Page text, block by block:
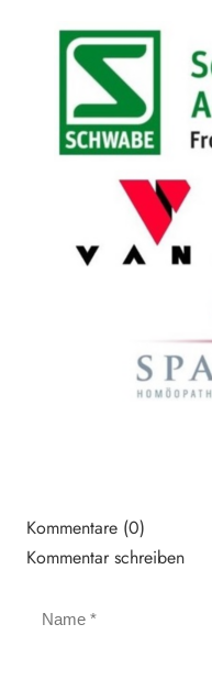
Kommentare (0)
Kommentar schreiben